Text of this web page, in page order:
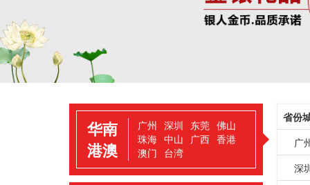
华南
港澳
广州 深圳 东莞 佛山
珠海 中山 广西 香港
澳门 台湾
省份
广
深